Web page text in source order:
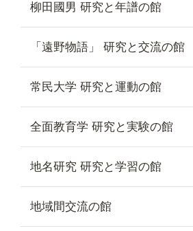
柳田國男 研究と年譜の館
「遠野物語」 研究と交流の館
常民大学 研究と運動の館
全面教育学 研究と実験の館
地名研究 研究と学習の館
地域間交流の館